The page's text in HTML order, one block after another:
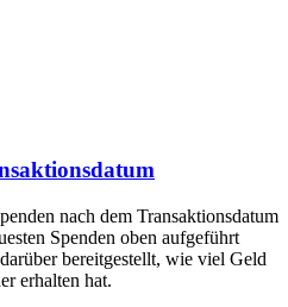
nach dem Transaktionsdatum
Spenden oben aufgeführt
bereitgestellt, wie viel Geld
erhalten hat.